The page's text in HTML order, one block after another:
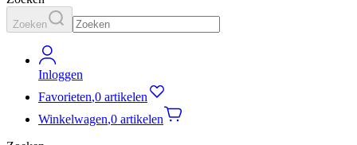
Zoeken
Inloggen
Favorieten,0 artikelen
Winkelwagen,0 artikelen